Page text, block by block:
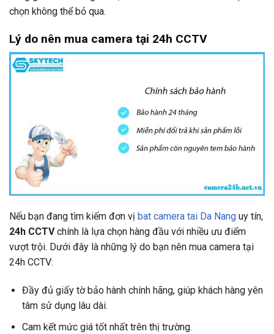
chọn không thể bỏ qua.
Lý do nên mua camera tại 24h CCTV
Nếu bạn đang tìm kiếm đơn vị bat camera tai Da Nang uy tín,
24h CCTVchính là lựa chọn hàng đầu với nhiều ưu điểm
vượt trội. Dưới đây là những lý do bạn nên mua camera tại
24h CCTV:
Đầy đủ giấy tờ bảo hành chính hãng, giúp khách hàng yên
tâm sử dụng lâu dài.
Cam kết mức giá tốt nhất trên thị trường.